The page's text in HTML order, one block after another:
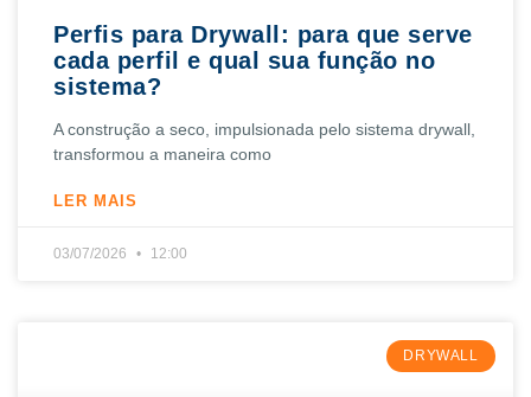
Perfis para Drywall: para que serve
cada perfil e qual sua função no
sistema?
A construção a seco, impulsionada pelo sistema drywall,
transformou a maneira como
LER MAIS
03/07/2026 12:00
DRYWALL